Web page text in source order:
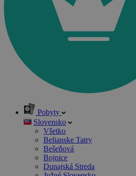
Pobyty
Slovensko
Všetko
Belianske Tatry
Bešeňová
Bojnice
Dunajská Streda